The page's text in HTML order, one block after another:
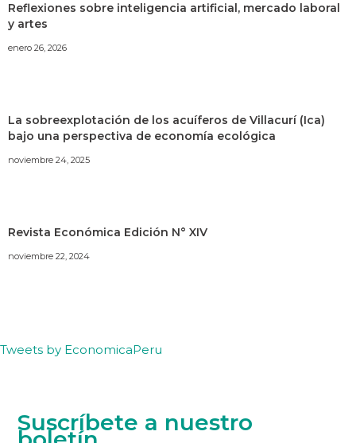
Reflexiones sobre inteligencia artificial, mercado laboral
y artes
enero 26, 2026
La sobreexplotación de los acuíferos de Villacurí (Ica)
bajo una perspectiva de economía ecológica
noviembre 24, 2025
Revista Económica Edición N° XIV
noviembre 22, 2024
Tweets by EconomicaPeru
Suscríbete a nuestro